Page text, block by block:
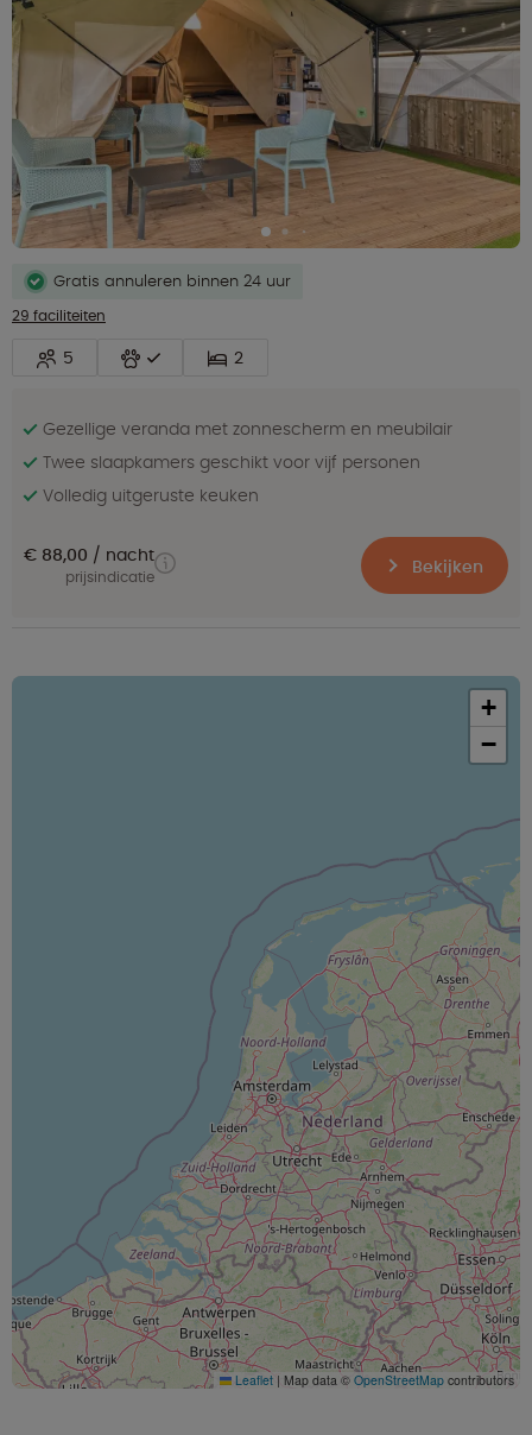
Gratis annuleren binnen 24 uur
29 faciliteiten
5 2
Gezellige veranda met zonnescherm en meubilair
Twee slaapkamers geschikt voor vijf personen
Volledig uitgeruste keuken
€ 88,00 nacht
prijsindicatie Bekijken
+
−
Leaflet | Map data © OpenStreetMap contributors